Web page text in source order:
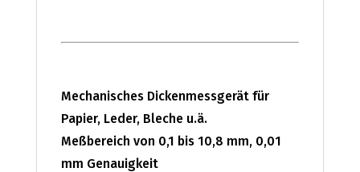
Mechanisches Dickenmessgerät für
Papier, Leder, Bleche u.ä.
Meßbereich von 0,1 bis 10,8 mm, 0,01
mm Genauigkeit